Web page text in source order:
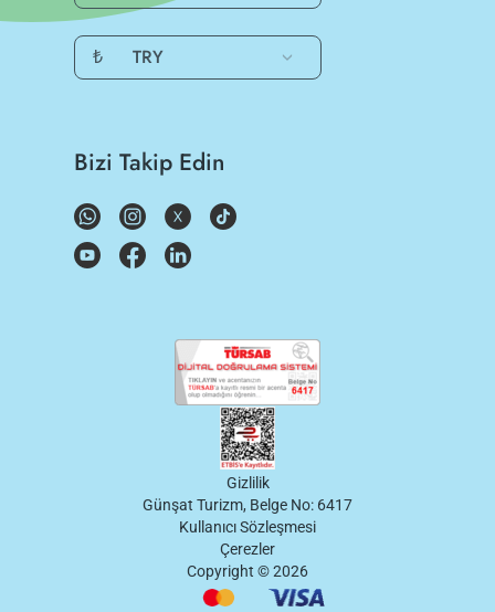
₺ TRY
Bizi Takip Edin
Gizlilik
Günşat Turizm, Belge No: 6417
Kullanıcı Sözleşmesi
Çerezler
Copyright ©2026